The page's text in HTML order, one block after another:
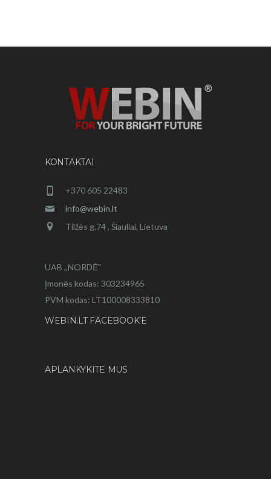
KONTAKTAI
+370 605 22483
info@webin.lt
Tilžės g.74 , Šiauliai, Lietuva
UAB ,,NORDĖ"
Įmonės kodas: 303234965
PVM kodas: LT100008333810
WEBIN.LT FACEBOOK’E
APLANKYKITE MUS